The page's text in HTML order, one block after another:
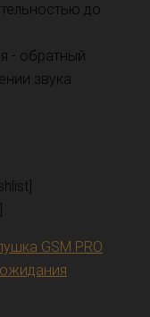
до
- обратный
звука
GSM PRO